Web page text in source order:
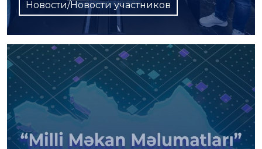
Новости/Новости участников